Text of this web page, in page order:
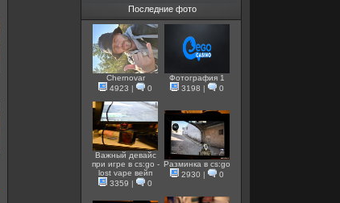
Последние фото
Chernovar
4923 | 0
Фотография 1
3198 | 0
Важный девайс
при игре в cs:go -
lost vape вейп
3359 | 0
Разминка в cs:go
2930 | 0